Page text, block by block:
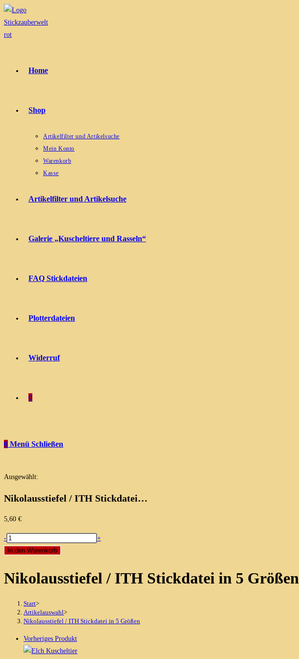
Zum
Inhalt
springen
Home
Shop
Artikelfilter und Artikelsuche
Mein Konto
Warenkorb
Kasse
Artikelfilter und Artikelsuche
Galerie „Kuscheltiere und Rasseln“
FAQ Stickdateien
Plotterdateien
Widerruf
0
0 Menü Schließen
Ausgewählt:
Nikolausstiefel / ITH Stickdatei…
5,60 €
Nikolausstiefel
Stickdatei
Größen
Menge
-
+
In den Warenkorb
Nikolausstiefel / ITH Stickdatei in 5 Größen
Start>
Artikelauswahl>
Nikolausstiefel / ITH Stickdatei in 5 Größen
Vorheriges Produkt